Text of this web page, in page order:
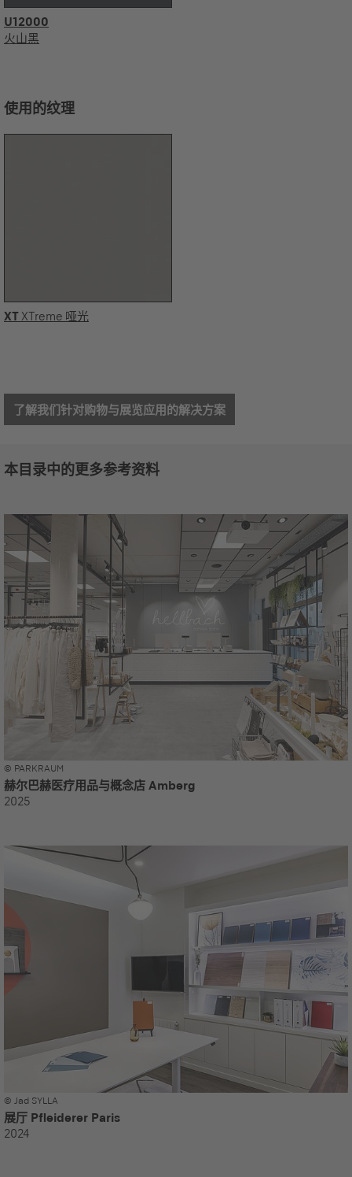
U12000
火山黑
使用的纹理
XTXTreme 哑光
了解我们针对购物与展览应用的解决方案
本目录中的更多参考资料
© PARKRAUM
赫尔巴赫医疗用品与概念店 Amberg
2025
© Jad SYLLA
展厅 Pfleiderer Paris
2024